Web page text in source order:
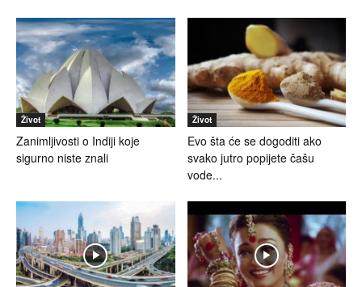
Život
Zanimljivosti o Indiji koje
sigurno niste znali
Život
Evo šta će se dogoditi ako
svako jutro popijete čašu
vode...